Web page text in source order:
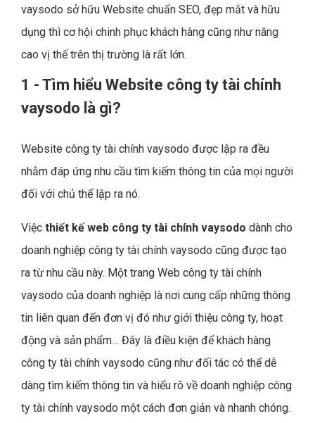
vaysodo sở hữu Website chuẩn SEO, đẹp mắt và hữu
dụng thì cơ hội chinh phục khách hàng cũng như nâng
cao vị thế trên thị trường là rất lớn.
1 - Tìm hiểu Website công ty tài chính
vaysodo là gì?
Website công ty tài chính vaysodo được lập ra đều
nhằm đáp ứng nhu cầu tìm kiếm thông tin của mọi người
đối với chủ thể lập ra nó.
Việc thiết kế web công ty tài chính vaysodo dành cho
doanh nghiệp công ty tài chính vaysodo cũng được tạo
ra từ nhu cầu này. Một trang Web công ty tài chính
vaysodo của doanh nghiệp là nơi cung cấp những thông
tin liên quan đến đơn vị đó như giới thiệu công ty, hoạt
động và sản phẩm… Đây là điều kiện để khách hàng
công ty tài chính vaysodo cũng như đối tác có thể dễ
dàng tìm kiếm thông tin và hiểu rõ về doanh nghiệp công
ty tài chính vaysodo một cách đơn giản và nhanh chóng.